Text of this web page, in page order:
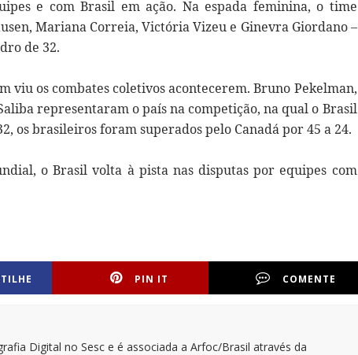
e com Brasil em ação. Na espada feminina, o time
Mariana Correia, Victória Vizeu e Ginevra Giordano –
de 32.
viu os combates coletivos acontecerem. Bruno Pekelman,
representaram o país na competição, na qual o Brasil
os brasileiros foram superados pelo Canadá por 45 a 24.
o Brasil volta à pista nas disputas por equipes com
PIN IT COMENTE
Digital no Sesc e é associada a Arfoc/Brasil através da